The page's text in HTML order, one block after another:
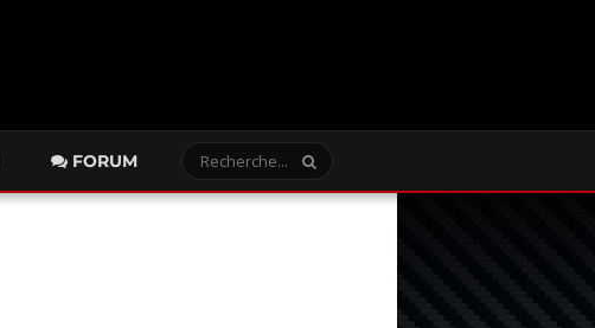
FORUM